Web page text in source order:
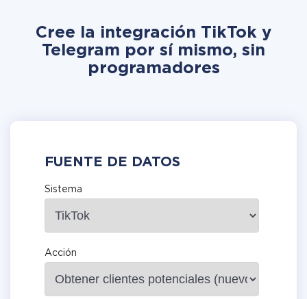
Cree la integración TikTok y
Telegram por sí mismo, sin
programadores
FUENTE DE DATOS
Sistema
Acción